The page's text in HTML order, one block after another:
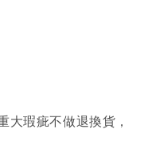
瑕疵不做退換貨，